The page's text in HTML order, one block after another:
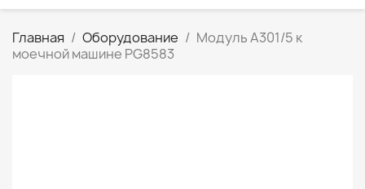
Главная Оборудование
Модуль A301/5 к
моечной машине PG8583